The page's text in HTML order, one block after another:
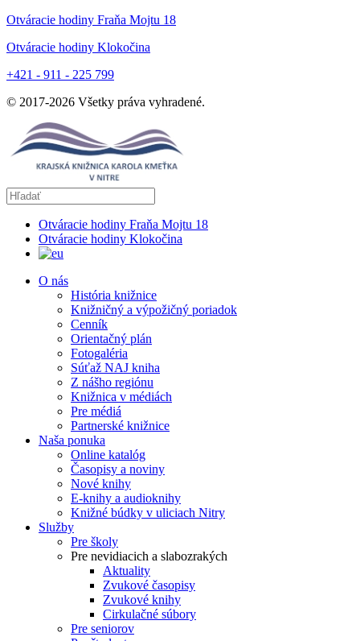
Otváracie hodiny Fraňa Mojtu 18
Otváracie hodiny Klokočina
+421 - 911 - 225 799
© 2017-2026 Všetky práva vyhradené.
Otváracie hodiny Fraňa Mojtu 18
Otváracie hodiny Klokočina
O nás
História knižnice
Knižničný a výpožičný poriadok
Cenník
Orientačný plán
Fotogaléria
Súťaž NAJ kniha
Z nášho regiónu
Knižnica v médiách
Pre médiá
Partnerské knižnice
Naša ponuka
Online katalóg
Časopisy a noviny
Nové knihy
E-knihy a audioknihy
Knižné búdky v uliciach Nitry
Služby
Pre školy
Pre nevidiacich a slabozrakých
Aktuality
Zvukové časopisy
Zvukové knihy
Cirkulačné súbory
Pre seniorov